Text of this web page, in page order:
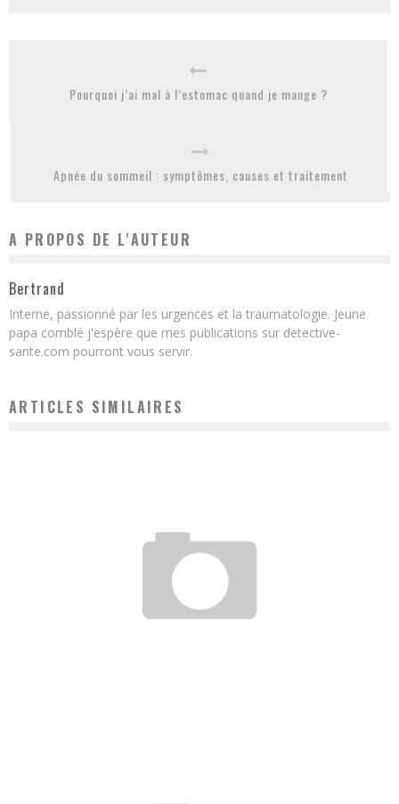
Pourquoi j’ai mal à l’estomac quand je mange ?
Apnée du sommeil : symptômes, causes et traitement
A PROPOS DE L'AUTEUR
Bertrand
Interne, passionné par les urgences et la traumatologie. Jeune
papa comblé j'espère que mes publications sur detective-
sante.com pourront vous servir.
ARTICLES SIMILAIRES